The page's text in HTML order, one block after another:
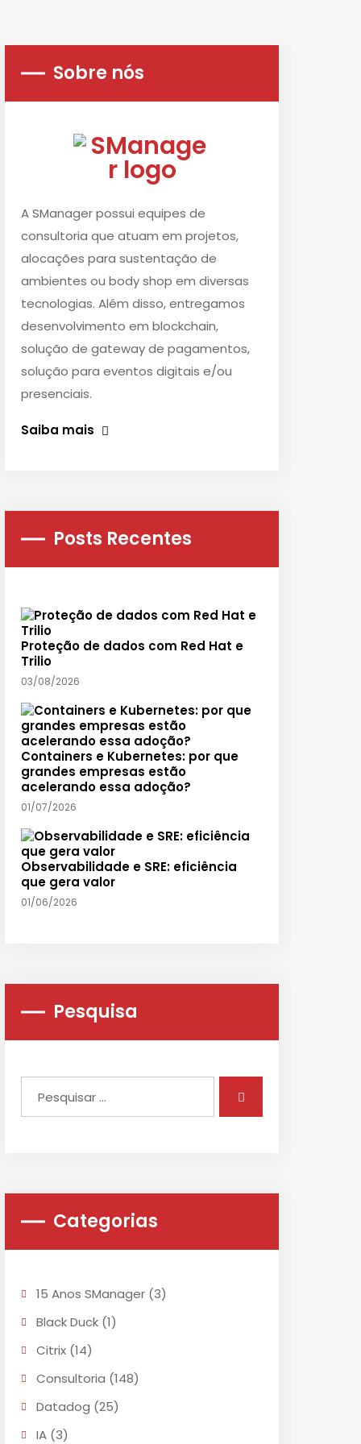
Sobre nós
A SManager possui equipes de
consultoria que atuam em projetos,
alocações para sustentação de
ambientes ou body shop em diversas
tecnologias. Além disso, entregamos
desenvolvimento em blockchain,
solução de gateway de pagamentos,
solução para eventos digitais e/ou
presenciais.
Saiba mais
Posts Recentes
Proteção de dados com Red Hat e
Trilio
03/08/2026
Containers e Kubernetes: por que
grandes empresas estão
acelerando essa adoção?
01/07/2026
Observabilidade e SRE: eficiência
que gera valor
01/06/2026
Pesquisa
Categorias
15 Anos SManager (3)
Black Duck (1)
Citrix (14)
Consultoria (148)
Datadog (25)
IA (3)